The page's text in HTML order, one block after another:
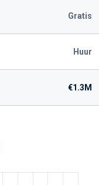
Gratis
Huur
€1.3M